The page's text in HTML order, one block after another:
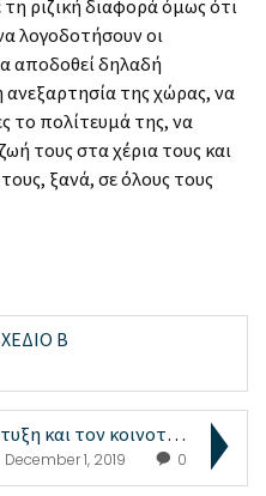
τη ριζική διαφορά όμως ότι
λογοδοτήσουν οι
αποδοθεί δηλαδή
ανεξαρτησία της χώρας, να
το πολίτευμά της, να
τους στα χέρια τους και
ξανά, σε όλους τους
Β
Διήμερο για την αποανάπτυξη και τον κοινοτισμό στη...
December 1, 2019 0